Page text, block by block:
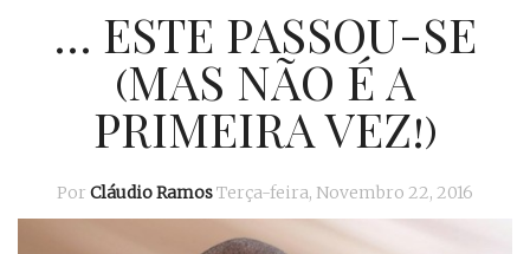
… ESTE PASSOU-SE
(MAS NÃO É A
PRIMEIRA VEZ!)
Por Cláudio RamosTerça-feira, Novembro 22, 2016